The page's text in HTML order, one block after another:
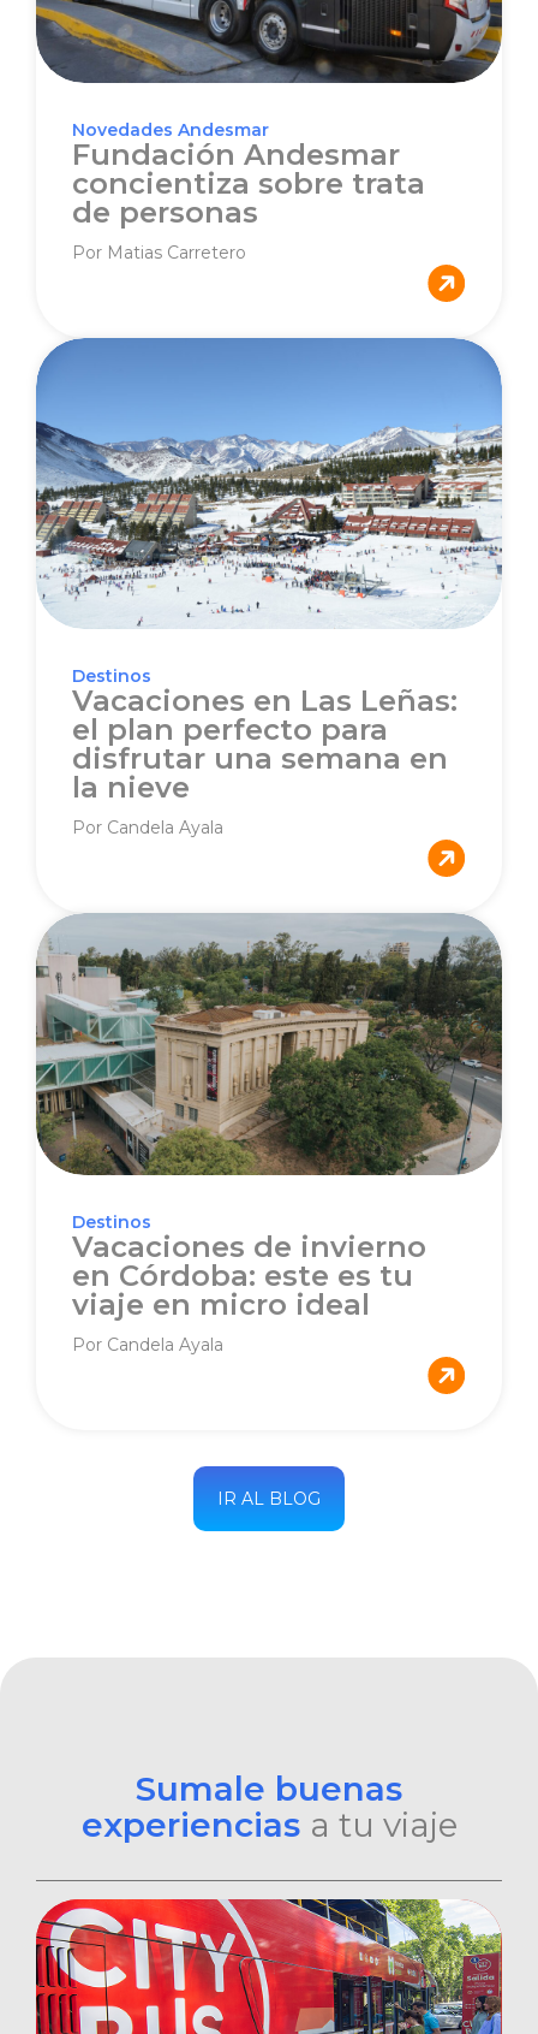
Novedades Andesmar
Fundación Andesmar
concientiza sobre trata
de personas
Por Matias Carretero
Destinos
Vacaciones en Las Leñas:
el plan perfecto para
disfrutar una semana en
la nieve
Por Candela Ayala
Destinos
Vacaciones de invierno
en Córdoba: este es tu
viaje en micro ideal
Por Candela Ayala
IR AL BLOG
Sumale buenas
experiencias a tu viaje